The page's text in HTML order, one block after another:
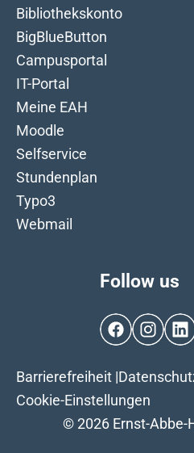
Bibliothekskonto
BigBlueButton
Campusportal
IT-Portal
Meine EAH
Moodle
Selfservice
Stundenplan
Typo3
Webmail
Follow us
Facebook
Barrierefreiheit |
Cookie-Einstellungen
© 2026 Ernst-Abbe-